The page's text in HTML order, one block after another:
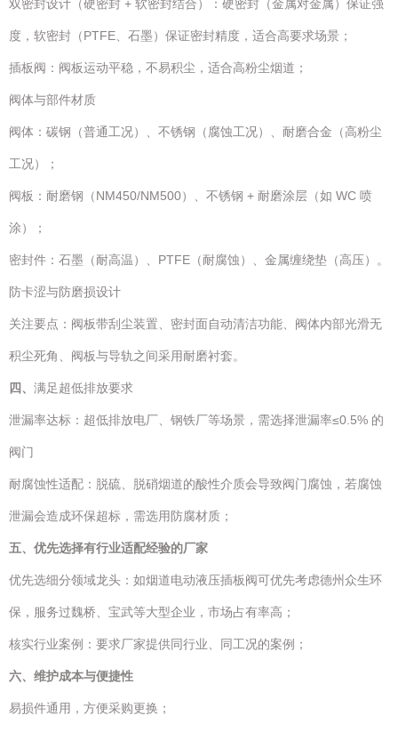
双密封设计（硬密封 + 软密封结合）：硬密封（金属对金属）保证强
度，软密封（PTFE、石墨）保证密封精度，适合高要求场景；
插板阀：阀板运动平稳，不易积尘，适合高粉尘烟道；
阀体与部件材质
阀体：碳钢（普通工况）、不锈钢（腐蚀工况）、耐磨合金（高粉尘
工况）；
阀板：耐磨钢（NM450/NM500）、不锈钢 + 耐磨涂层（如 WC 喷
涂）；
密封件：石墨（耐高温）、PTFE（耐腐蚀）、金属缠绕垫（高压）。
防卡涩与防磨损设计
关注要点：阀板带刮尘装置、密封面自动清洁功能、阀体内部光滑无
积尘死角、阀板与导轨之间采用耐磨衬套。
四、 满足超低排放要求
泄漏率达标：超低排放电厂、钢铁厂等场景，需选择泄漏率≤0.5% 的
阀门
耐腐蚀性适配：脱硫、脱硝烟道的酸性介质会导致阀门腐蚀，若腐蚀
泄漏会造成环保超标，需选用防腐材质；
五、优先选择有行业适配经验的厂家
优先选细分领域龙头：如烟道电动液压插板阀可优先考虑德州众生环
保，服务过魏桥、宝武等大型企业，市场占有率高；
核实行业案例：要求厂家提供同行业、同工况的案例；
六、维护成本与便捷性
易损件通用，方便采购更换；